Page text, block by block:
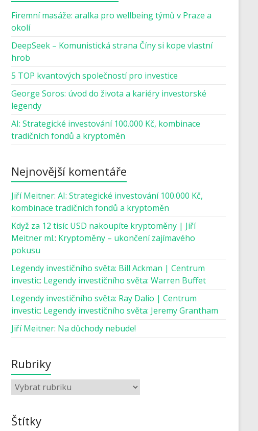
Firemní masáže: aralka pro wellbeing týmů v Praze a
okolí
DeepSeek – Komunistická strana Číny si kope vlastní
hrob
5 TOP kvantových společností pro investice
George Soros: úvod do života a kariéry investorské
legendy
AI: Strategické investování 100.000 Kč, kombinace
tradičních fondů a kryptoměn
Nejnovější komentáře
Jiří Meitner: AI: Strategické investování 100.000 Kč,
kombinace tradičních fondů a kryptoměn
Když za 12 tisíc USD nakoupíte kryptoměny | Jiří
Meitner ml.: Kryptoměny – ukončení zajímavého
pokusu
Legendy investičního světa: Bill Ackman | Centrum
investic: Legendy investičního světa: Warren Buffet
Legendy investičního světa: Ray Dalio | Centrum
investic: Legendy investičního světa: Jeremy Grantham
Jiří Meitner: Na důchody nebude!
Rubriky
Štítky